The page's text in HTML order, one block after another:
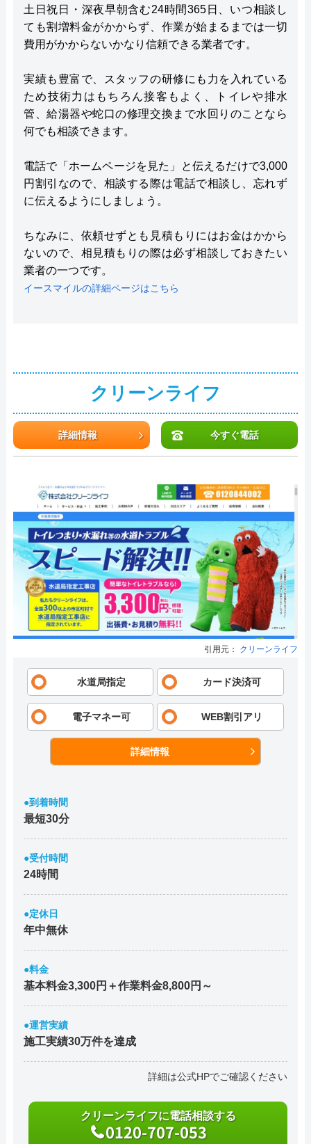
土日祝日・深夜早朝含む24時間365日、いつ相談し
ても割増料金がかからず、作業が始まるまでは一切
費用がかからないかなり信頼できる業者です。
実績も豊富で、スタッフの研修にも力を入れている
ため技術力はもちろん接客もよく、トイレや排水
管、給湯器や蛇口の修理交換まで水回りのことなら
何でも相談できます。
電話で「ホームページを見た」と伝えるだけで3,000
円割引なので、相談する際は電話で相談し、忘れず
に伝えるようにしましょう。
ちなみに、依頼せずとも見積もりにはお金はかから
ないので、相見積もりの際は必ず相談しておきたい
業者の一つです。
イースマイルの詳細ページはこちら
クリーンライフ
詳細情報 今すぐ電話
引用元： クリーンライフ
水道局指定 カード決済可
電子マネー可 WEB割引アリ
詳細情報
●到着時間
最短30分
●受付時間
24時間
●定休日
年中無休
●料金
基本料金3,300円＋作業料金8,800円～
●運営実績
施工実績30万件を達成
詳細は公式HPでご確認ください
クリーンライフに電話相談する
0120-707-053